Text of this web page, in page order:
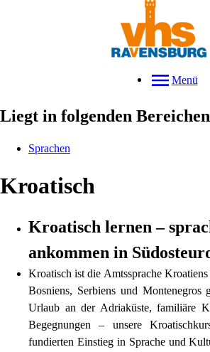
Menü
Liegt in folgenden Bereichen
Sprachen
Kroatisch
Kroatisch lernen –
ankommen in
Kroatisch ist die Amtssprache
Bosniens, Serbiens und Montenegros
Urlaub an der Adriaküste, familiäre
Begegnungen – unsere
fundierten Einstieg in Sprache und